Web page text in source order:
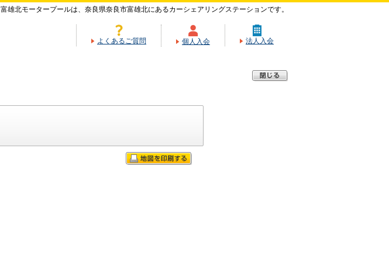
富雄北モータープールは、奈良県奈良市富雄北にあるカーシェアリングステーションです。
よくあるご質問 個人入会 法人入会